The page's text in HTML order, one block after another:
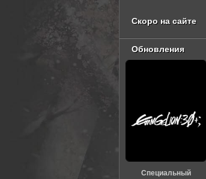
Скоро на сайте
Обновления
Специальный